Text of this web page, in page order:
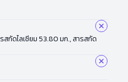
สกัดไลเซียม 53.80 มก., สารสกัด